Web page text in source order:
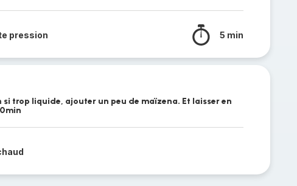
pression 5 min
trop liquide, ajouter un peu de maïzena. Et laisser en